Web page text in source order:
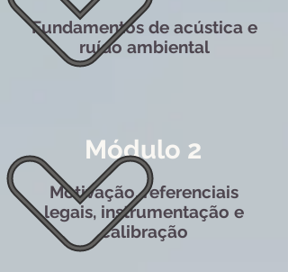
Fundamentos de acústica e
ruído ambiental
Módulo 2
Motivação, referenciais
legais, instrumentação e
calibração